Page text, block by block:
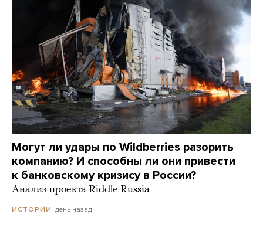
Могут ли удары по Wildberries разорить
компанию? И способны ли они привести
к банковскому кризису в России?
Анализ проекта Riddle Russia
ИСТОРИИ день назад